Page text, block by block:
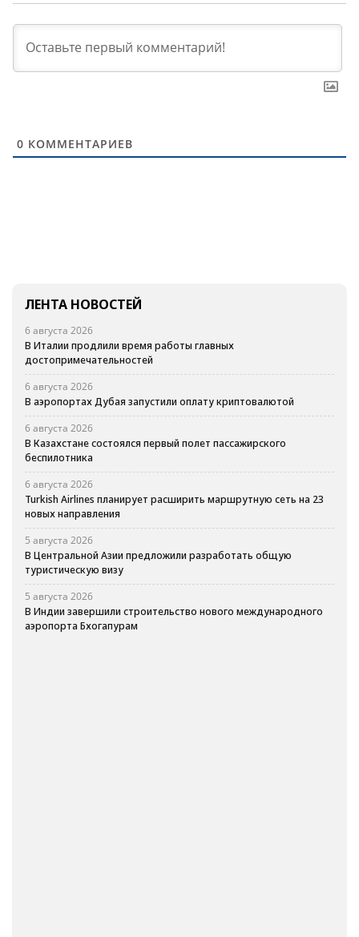
0 КОММЕНТАРИЕВ
ЛЕНТА НОВОСТЕЙ
6 августа 2026
В Италии продлили время работы главных
достопримечательностей
6 августа 2026
В аэропортах Дубая запустили оплату криптовалютой
6 августа 2026
В Казахстане состоялся первый полет пассажирского
беспилотника
6 августа 2026
Turkish Airlines планирует расширить маршрутную сеть на 23
новых направления
5 августа 2026
В Центральной Азии предложили разработать общую
туристическую визу
5 августа 2026
В Индии завершили строительство нового международного
аэропорта Бхогапурам